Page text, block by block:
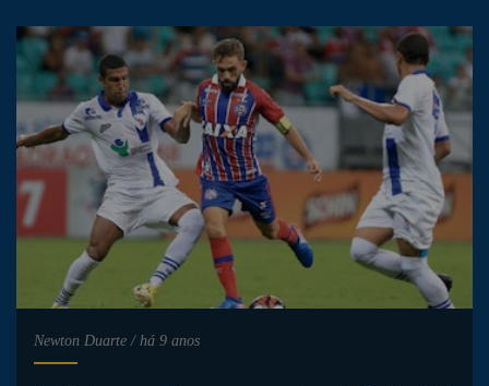
Newton Duarte / há 9 anos